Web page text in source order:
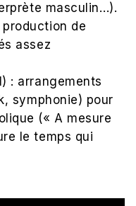
masculin…).
de
assez
: arrangements
symphonie) pour
(« A mesure
le temps qui